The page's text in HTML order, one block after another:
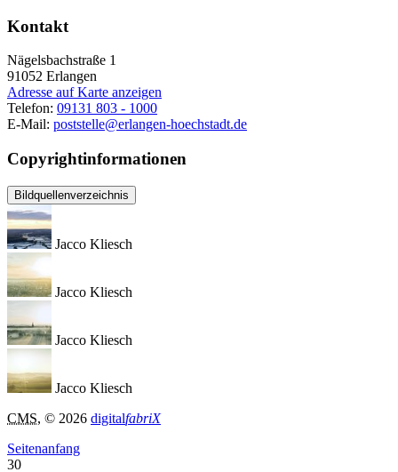
Kontakt
Nägelsbachstraße 1
91052 Erlangen
Adresse auf Karte anzeigen
Telefon: 09131 803 - 1000
E-Mail: poststelle@erlangen-hoechstadt.de
Copyrightinformationen
Bildquellenverzeichnis
Jacco Kliesch
Jacco Kliesch
Jacco Kliesch
Jacco Kliesch
CMS, © 2026 digitalfabriX
Seitenanfang
30